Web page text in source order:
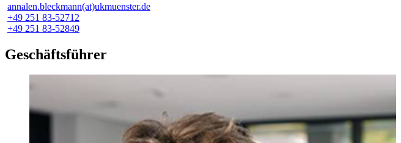
annalen.bleckmann(at)ukmuenster.de
+49 251 83-52712
+49 251 83-52849
Geschäftsführer